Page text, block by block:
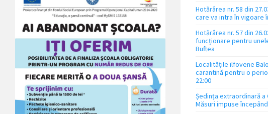
Hotărârea nr. 58 din
care va intra în vigoare
Hotărârea nr. 57 din
funcționare pentru
Buftea
Localitățile ilfovene
carantină pentru o
22:00
Ședința extraordinară
Măsuri impuse